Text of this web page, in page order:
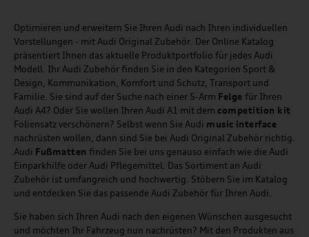
Optimieren und erweitern Sie Ihren Audi nach Ihren individuellen
Vorstellungen - mit Audi Original Zubehör. Der Online Katalog
präsentiert Ihnen das aktuelle Produktportfolio für jedes Audi
Modell. Ihr Audi Zubehör finden Sie in den Kategorien Sport &
Design, Kommunikation, Komfort und Schutz, Transport und
Familie. Sie sind auf der Suche nach einer 5-Arm Felge für Ihren
Audi A4? Oder Sie wollen Ihren Audi A1 mit dem competition kit
Foliensatz verschönern? Selbst wenn Sie Audi music interface
nachrüsten wollen, dann sind Sie bei Audi Original Zubehör richtig.
Audi Fußmatten finden Sie bei uns genauso einfach wie die Audi
Einparkhilfe oder Audi Pflegemittel. Das Sortiment an Audi
Zubehör ist umfangreich und hochwertig. Stöbern Sie im Katalog
und entdecken Sie das passende Audi Zubehör für Ihren Audi.
Sie haben sich Ihren Audi nach den eigenen Wünschen ausgesucht
und möchten Ihr Fahrzeug nun nachrüsten? Mit den Produkten aus